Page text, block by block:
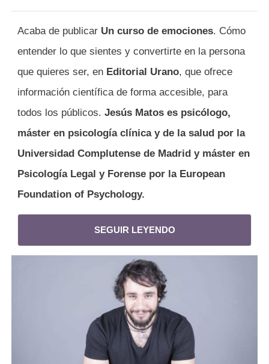
Acaba de publicar Un curso de emociones. Cómo
entender lo que sientes y convertirte en la persona
que quieres ser, en Editorial Urano, que ofrece
información científica de forma accesible, para
todos los públicos. Jesús Matos es psicólogo,
máster en psicología clínica y de la salud por la
Universidad Complutense de Madrid y máster en
Psicología Legal y Forense por la European
Foundation of Psychology.
SEGUIR LEYENDO